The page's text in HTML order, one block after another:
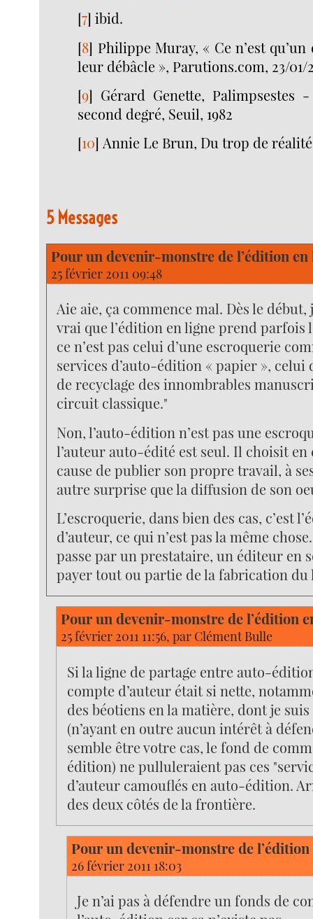
[7]ibid.
[8] Philippe Muray, « Ce n’est
leur débâcle », Parutions.com, 23/01/
[9] Gérard Genette, Palimpsestes
second degré, Seuil, 1982
[10] Annie Le Brun, Du trop de
5 Messages
Pour un devenir-monstre de l’édition en
25 février 2011 09:48
Aie aie, ça commence mal. Dès le début,
vrai que l’édition en ligne prend parfois
ce n’est pas celui d’une escroquerie
services d’auto-édition « papier », celui
de recyclage des innombrables
circuit classique."
Non, l’auto-édition n’est pas une
l’auteur auto-édité est seul. Il choisit en
cause de publier son propre travail, à
autre surprise que la diffusion de son
L’escroquerie, dans bien des cas, c’est
d’auteur, ce qui n’est pas la même
passe par un prestataire, un éditeur en
payer tout ou partie de la fabrication du
Pour un devenir-monstre de l’édition
25 février 2011 11:56, par Clément Bulle
Si la ligne de partage entre auto-
compte d’auteur était si nette,
des béotiens en la matière, dont je
(n’ayant en outre aucun intérêt à
semble être votre cas, le fond de
édition) ne pulluleraient pas ces
d’auteur camouflés en auto-édition.
des deux côtés de la frontière.
Pour un devenir-monstre de l’édition
26 février 2011 18:03
Je n’ai pas à défendre un fonds de